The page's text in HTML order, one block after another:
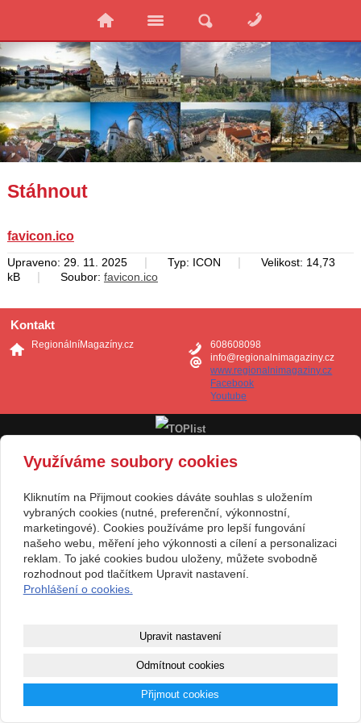
Stáhnout
favicon.ico
Upraveno: 29. 11. 2025 | Typ: ICON |
Velikost: 14,73
kB
| Soubor: favicon.ico
Kontakt
RegionálníMagazíny.cz
608608098
info@regionalnimagaziny.cz
www.regionalnimagaziny.cz
Facebook
Youtube
Využíváme soubory cookies
Kliknutím na Přijmout cookies dáváte souhlas s uložením
vybraných cookies (nutné, preferenční, výkonnostní,
marketingové). Cookies používáme pro lepší fungování
našeho webu, měření jeho výkonnosti a cílení a personalizaci
reklam. To jaké cookies budou uloženy, můžete svobodně
rozhodnout pod tlačítkem Upravit nastavení.
Prohlášení o cookies.
Upravit nastavení
Odmítnout cookies
Přijmout cookies